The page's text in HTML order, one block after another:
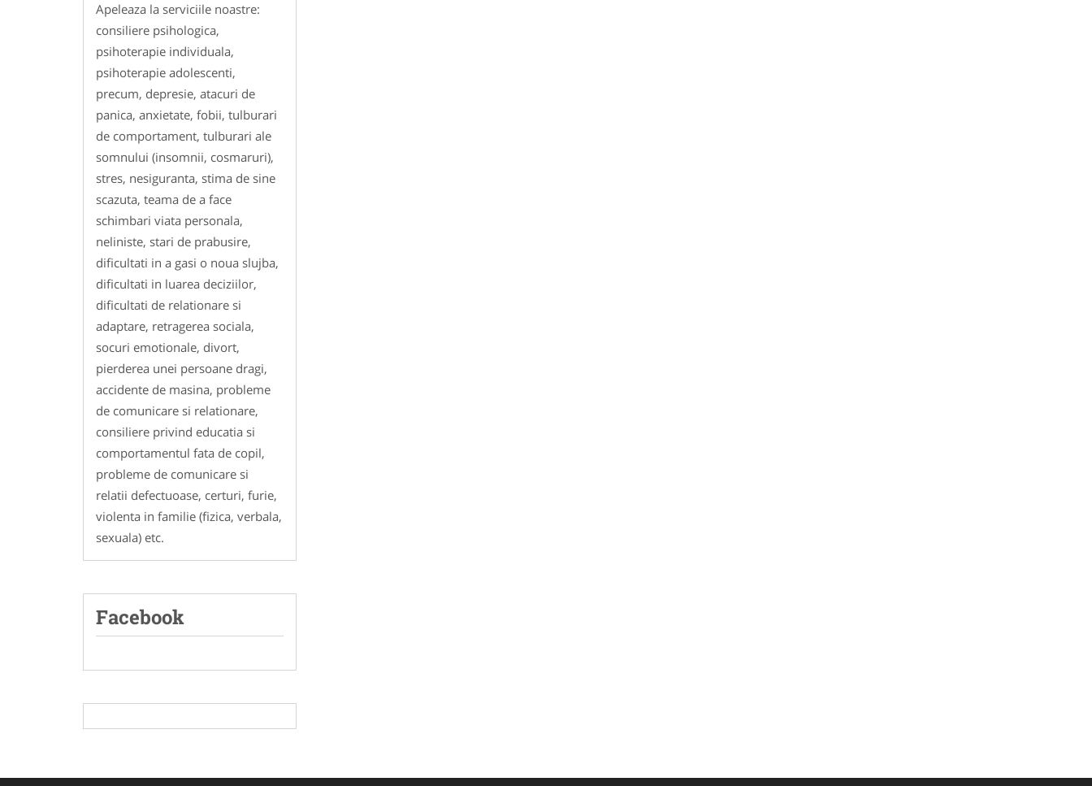
Apeleaza la serviciile noastre:
consiliere psihologica,
psihoterapie individuala,
psihoterapie adolescenti,
precum, depresie, atacuri de
panica, anxietate, fobii, tulburari
de comportament, tulburari ale
somnului (insomnii, cosmaruri),
stres, nesiguranta, stima de sine
scazuta, teama de a face
schimbari viata personala,
neliniste, stari de prabusire,
dificultati in a gasi o noua slujba,
dificultati in luarea deciziilor,
dificultati de relationare si
adaptare, retragerea sociala,
socuri emotionale, divort,
pierderea unei persoane dragi,
accidente de masina, probleme
de comunicare si relationare,
consiliere privind educatia si
comportamentul fata de copil,
probleme de comunicare si
relatii defectuoase, certuri, furie,
violenta in familie (fizica, verbala,
sexuala) etc.
Facebook